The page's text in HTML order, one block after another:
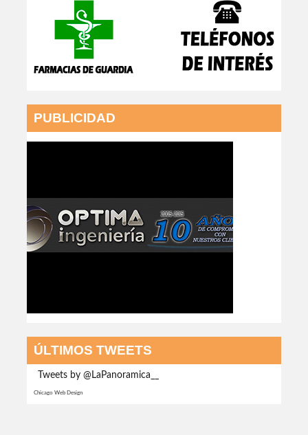
PUBLICIDAD
ÚLTIMOS TWEETS
Tweets by @LaPanoramica__
Chicago Web Design